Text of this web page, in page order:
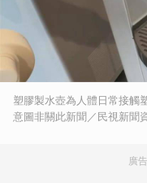
塑膠製水壺為人體日常接觸
意圖非關此新聞／民視新聞
廣